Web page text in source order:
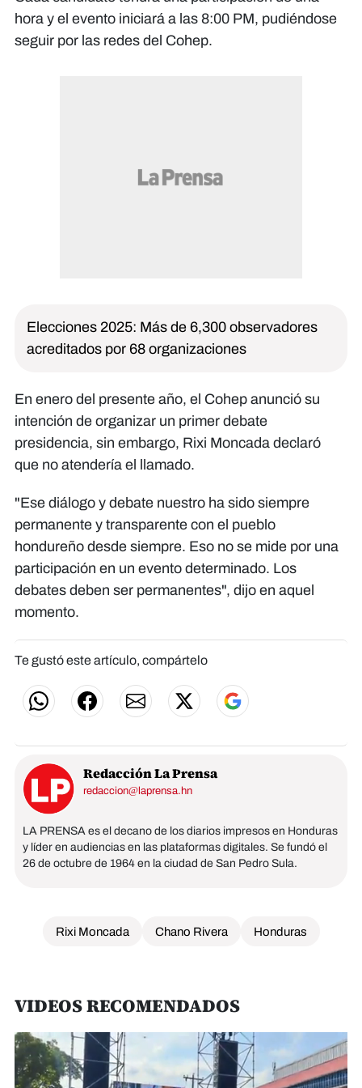
hora y el evento iniciará a las 8:00 PM, pudiéndose
seguir por las redes del Cohep.
Elecciones 2025: Más de 6,300 observadores
acreditados por 68 organizaciones
En enero del presente año, el Cohep anunció su
intención de organizar un primer debate
presidencia, sin embargo, Rixi Moncada declaró
que no atendería el llamado.
"Ese diálogo y debate nuestro ha sido siempre
permanente y transparente con el pueblo
hondureño desde siempre. Eso no se mide por una
participación en un evento determinado. Los
debates deben ser permanentes", dijo en aquel
momento.
Te gustó este artículo, compártelo
Redacción La Prensa
redaccion@laprensa.hn
LA PRENSA es el decano de los diarios impresos en Honduras
y líder en audiencias en las plataformas digitales. Se fundó el
26 de octubre de 1964 en la ciudad de San Pedro Sula.
Rixi Moncada Chano Rivera Honduras
VIDEOS RECOMENDADOS